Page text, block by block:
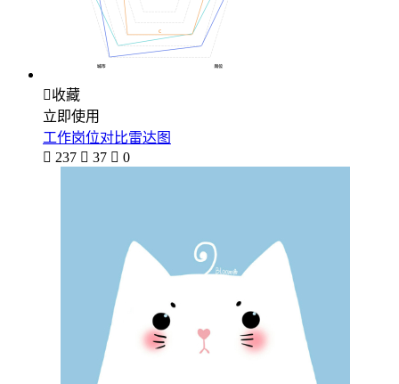
收藏
立即使用
工作岗位对比雷达图
 237  37  0